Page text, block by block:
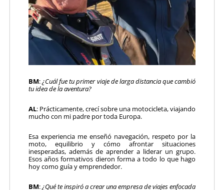
BM:¿Cuál fue tu primer viaje de larga distancia que cambió
tu idea de la aventura?
AL: Prácticamente, crecí sobre una motocicleta, viajando
mucho con mi padre por toda Europa.
Esa experiencia me enseñó navegación, respeto por la
moto, equilibrio y cómo afrontar situaciones
inesperadas, además de aprender a liderar un grupo.
Esos años formativos dieron forma a todo lo que hago
hoy como guía y emprendedor.
BM:¿Qué te inspiró a crear una empresade viajes enfocada